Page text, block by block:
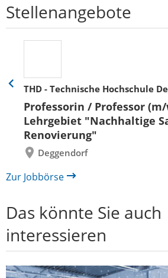
Stellenangebote
THD - Technische Hochschule
Professorin / Professor
Lehrgebiet "Nachhaltige
Renovierung"
Deggendorf
Eine
zurück
Zur Jobbörse
Das könnte Sie auch
interessieren